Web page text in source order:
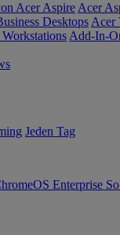
Acer Aspire Acer
Desktops Acer
Add-In-
Jeden Tag
Enterprise